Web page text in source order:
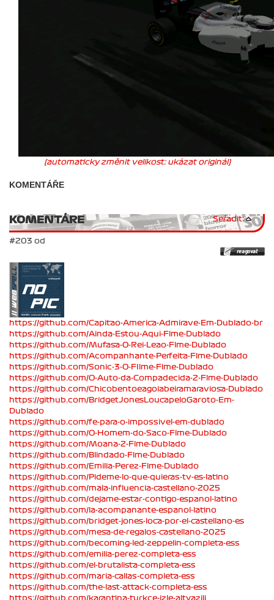
(automaticky změnit velikost: ukázat originál)
KOMENTÁŘE
KOMENTÁRE Seřadit:
#203 od
https://github.com/Capitao-America-Admirave-Em-Dublado-br
https://github.com/Ainda-Estou-Aqui-Flme-Dublado
https://github.com/Mufasa-O-Rei-Leao-Flme-Dublado
https://github.com/Acompanhante-Perfeita-Flme-Dublado
https://github.com/Sonic-3-O-FIlme-Flme-Dublado
https://github.com/O-Auto-da-Compadecida-2-Flme-Dublado
https://github.com/Chicobentoeagoiabeiramaraviosa-Dublado
https://github.com/BridgetJonesLoucapeloGaroto-Em-
Dublado
https://github.com/fe-para-o-impossivel-em-dublado
https://github.com/O-Homem-do-Saco-Flme-Dublado
https://github.com/Moana-2-Flme-Dublado
https://github.com/Blindado-Flme-Dublado
https://github.com/Emilia-Perez-Flme-Dublado
https://github.com/Pideme-lo-que-quieras-tv-es-latino
https://github.com/mala-influencia-castellano-2025
https://github.com/dejame-estar-contigo-espanol-latino
https://github.com/la-acompanante-espanol-latino
https://github.com/bridget-jones-loca-por-el-castellano-es
https://github.com/mesa-de-regalos-castellano-2025
https://github.com/becoming-led-zeppelin-completa-ess
https://github.com/emilia-perez-completa-ess
https://github.com/el-brutalista-completa-ess
https://github.com/maria-callas-completa-ess
https://github.com/the-last-attack-completa-ess
https://github.com/karantina-turkce-izle-altyazili